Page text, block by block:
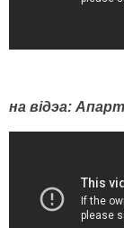
на відэа: